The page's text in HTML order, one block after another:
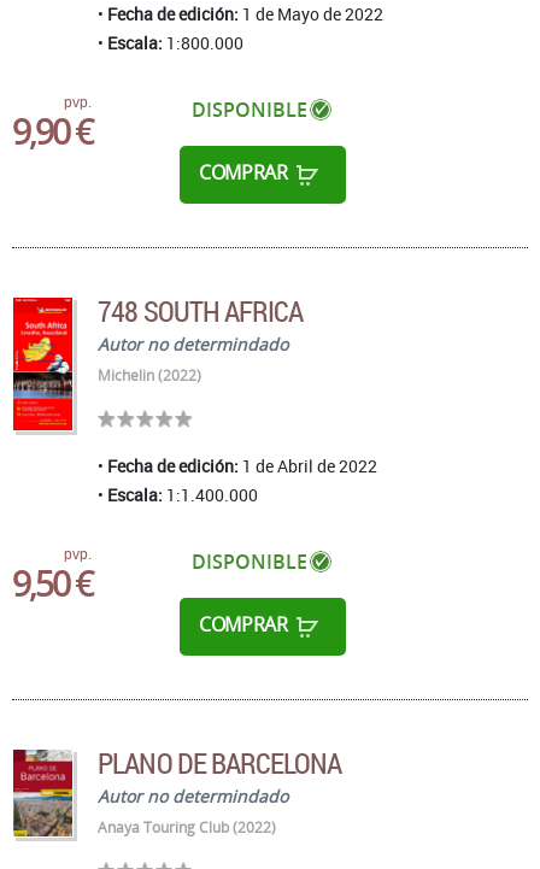
Fecha de edición: 1 de Mayo de 2022
Escala: 1:800.000
pvp.
9,90 € DISPONIBLE
COMPRAR
748 SOUTH AFRICA
Autor no determindado
Michelin (2022)
Fecha de edición: 1 de Abril de 2022
Escala: 1:1.400.000
pvp.
9,50 € DISPONIBLE
COMPRAR
PLANO DE BARCELONA
Autor no determindado
Anaya Touring Club (2022)